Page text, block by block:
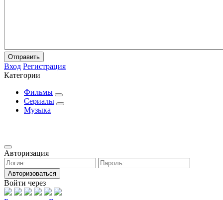
Отправить
Вход Регистрация
Категории
Фильмы
Сериалы
Музыка
Авторизация
Авторизоваться
Войти через